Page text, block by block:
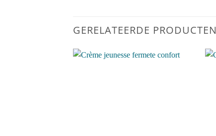
GERELATEERDE PRODUCTEN